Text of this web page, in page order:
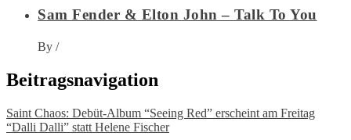
Sam Fender & Elton John – Talk To You
By /
Beitragsnavigation
Saint Chaos: Debüt-Album “Seeing Red” erscheint am Freitag
“Dalli Dalli” statt Helene Fischer